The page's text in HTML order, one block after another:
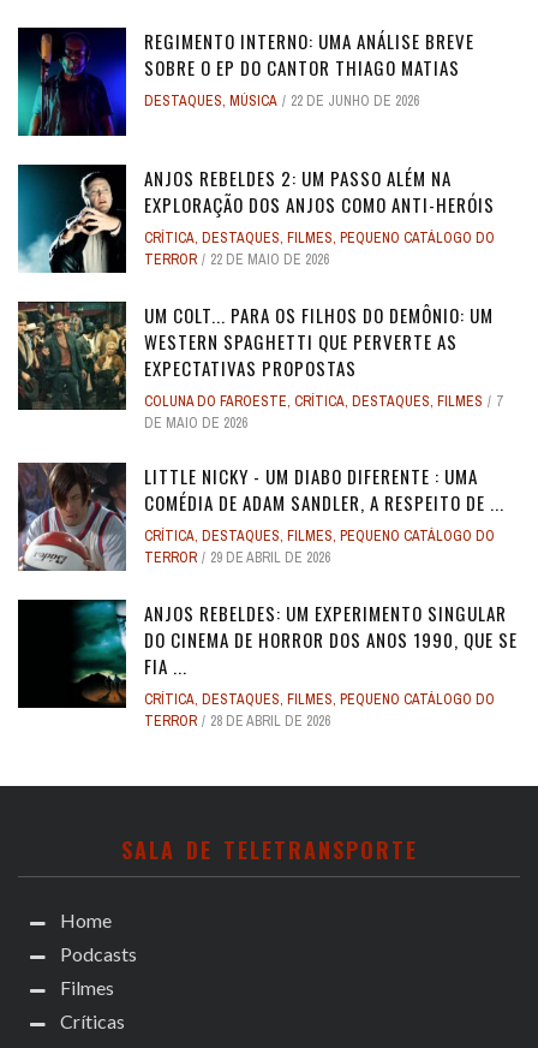
REGIMENTO INTERNO: UMA ANÁLISE BREVE
SOBRE O EP DO CANTOR THIAGO MATIAS
DESTAQUES, MÚSICA 22 DE JUNHO DE 2026
ANJOS REBELDES 2: UM PASSO ALÉM NA
EXPLORAÇÃO DOS ANJOS COMO ANTI-HERÓIS
CRÍTICA, DESTAQUES, FILMES, PEQUENO CATÁLOGO DO
TERROR
22 DE MAIO DE 2026
UM COLT... PARA OS FILHOS DO DEMÔNIO: UM
WESTERN SPAGHETTI QUE PERVERTE AS
EXPECTATIVAS PROPOSTAS
COLUNA DO FAROESTE, CRÍTICA, DESTAQUES, FILMES
7
DE MAIO DE 2026
LITTLE NICKY - UM DIABO DIFERENTE : UMA
COMÉDIA DE ADAM SANDLER, A RESPEITO DE ...
CRÍTICA, DESTAQUES, FILMES, PEQUENO CATÁLOGO DO
TERROR
29 DE ABRIL DE 2026
ANJOS REBELDES: UM EXPERIMENTO SINGULAR
DO CINEMA DE HORROR DOS ANOS 1990, QUE SE
FIA ...
CRÍTICA, DESTAQUES, FILMES, PEQUENO CATÁLOGO DO
TERROR
28 DE ABRIL DE 2026
SALA DE TELETRANSPORTE
Home
Podcasts
Filmes
Críticas